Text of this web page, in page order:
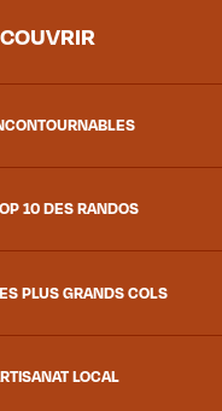
10 DES RANDOS
PLUS GRANDS COLS
LOCAL
le mardi, le